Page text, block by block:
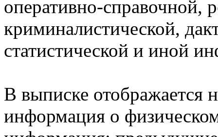
оперативно-справочной,
криминалистической,
статистической и иной
В выписке отображается
информация о